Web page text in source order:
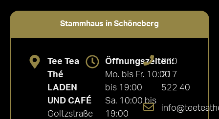
Stammhaus in Schöneberg
Tee Tea
Thé
LADEN
UND CAFÉ
Goltzstraße
Öffnungszeiten:
Mo. bis Fr. 10:00
bis 19:00
Sa. 10:00 bis
19:00
030
217
522 40